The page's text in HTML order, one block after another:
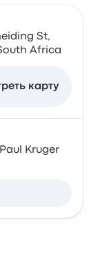
St,
Africa
карту
Kruger